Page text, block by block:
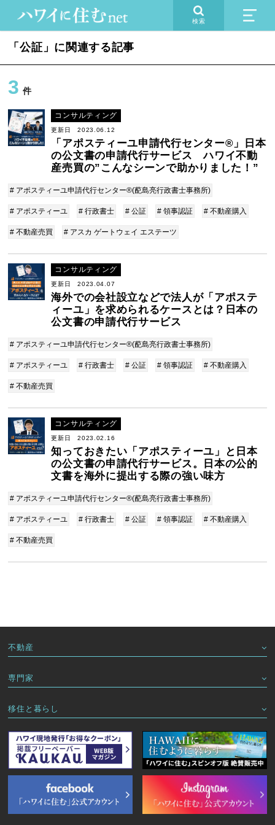
検索
「公証」に関連する記事
3 件
コンサルティング
更新日 2023.06.12
「アポスティーユ申請代行センター®︎」日本
の公文書の申請代行サービス ハワイ不動
産売買の”こんなシーンで助かりました！”
# アポスティーユ申請代行センター®(蓜島亮行政書士事務所)
# アポスティーユ # 行政書士 # 公証 # 領事認証 # 不動産購入
# 不動産売買 # アスカ ゲートウェイ エステーツ
コンサルティング
更新日 2023.04.07
海外での会社設立などで法人が「アポステ
ィーユ」を求められるケースとは？日本の
公文書の申請代行サービス
# アポスティーユ申請代行センター®(蓜島亮行政書士事務所)
# アポスティーユ # 行政書士 # 公証 # 領事認証 # 不動産購入
# 不動産売買
コンサルティング
更新日 2023.02.16
知っておきたい「アポスティーユ」と日本
の公文書の申請代行サービス。日本の公的
文書を海外に提出する際の強い味方
# アポスティーユ申請代行センター®(蓜島亮行政書士事務所)
# アポスティーユ # 行政書士 # 公証 # 領事認証 # 不動産購入
# 不動産売買
不動産
専門家
移住と暮らし